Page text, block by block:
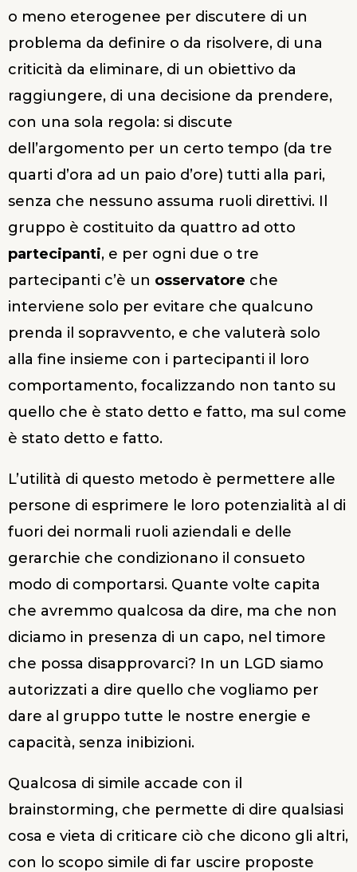
o meno eterogenee per discutere di un
problema da definire o da risolvere, di una
criticità da eliminare, di un obiettivo da
raggiungere, di una decisione da prendere,
con una sola regola: si discute
dell’argomento per un certo tempo (da tre
quarti d’ora ad un paio d’ore) tutti alla pari,
senza che nessuno assuma ruoli direttivi. Il
gruppo è costituito da quattro ad otto
partecipanti, e per ogni due o tre
partecipanti c’è un osservatore che
interviene solo per evitare che qualcuno
prenda il sopravvento, e che valuterà solo
alla fine insieme con i partecipanti il loro
comportamento, focalizzando non tanto su
quello che è stato detto e fatto, ma sul come
è stato detto e fatto.
L’utilità di questo metodo è permettere alle
persone di esprimere le loro potenzialità al di
fuori dei normali ruoli aziendali e delle
gerarchie che condizionano il consueto
modo di comportarsi. Quante volte capita
che avremmo qualcosa da dire, ma che non
diciamo in presenza di un capo, nel timore
che possa disapprovarci? In un LGD siamo
autorizzati a dire quello che vogliamo per
dare al gruppo tutte le nostre energie e
capacità, senza inibizioni.
Qualcosa di simile accade con il
brainstorming, che permette di dire qualsiasi
cosa e vieta di criticare ciò che dicono gli altri,
con lo scopo simile di far uscire proposte